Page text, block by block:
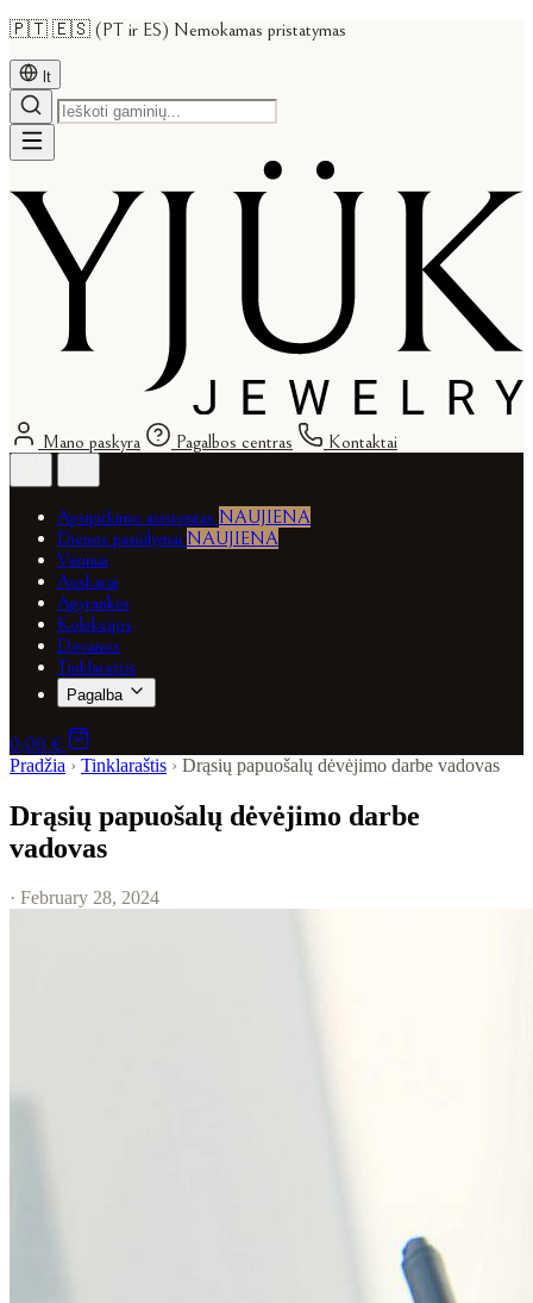
🇵🇹 🇪🇸 (PT ir ES) Nemokamas pristatymas
lt
Mano paskyra Pagalbos centras Kontaktai
Apsipirkimo asistentas NAUJIENA
Dienos pasiūlymai NAUJIENA
Vėriniai
Auskarai
Apyrankės
Kolekcijos
Dovanos
Tinklaraštis
Pagalba
0,00 €
Pradžia › Tinklaraštis › Drąsių papuošalų dėvėjimo darbe vadovas
Drąsių papuošalų dėvėjimo darbe
vadovas
· February 28, 2024